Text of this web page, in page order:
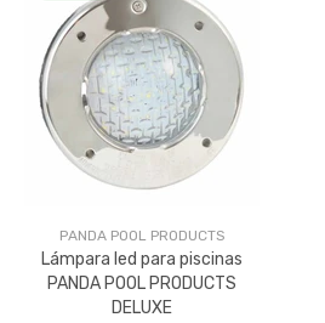
PANDA POOL PRODUCTS
Lámpara led para piscinas
PANDA POOL PRODUCTS
DELUXE